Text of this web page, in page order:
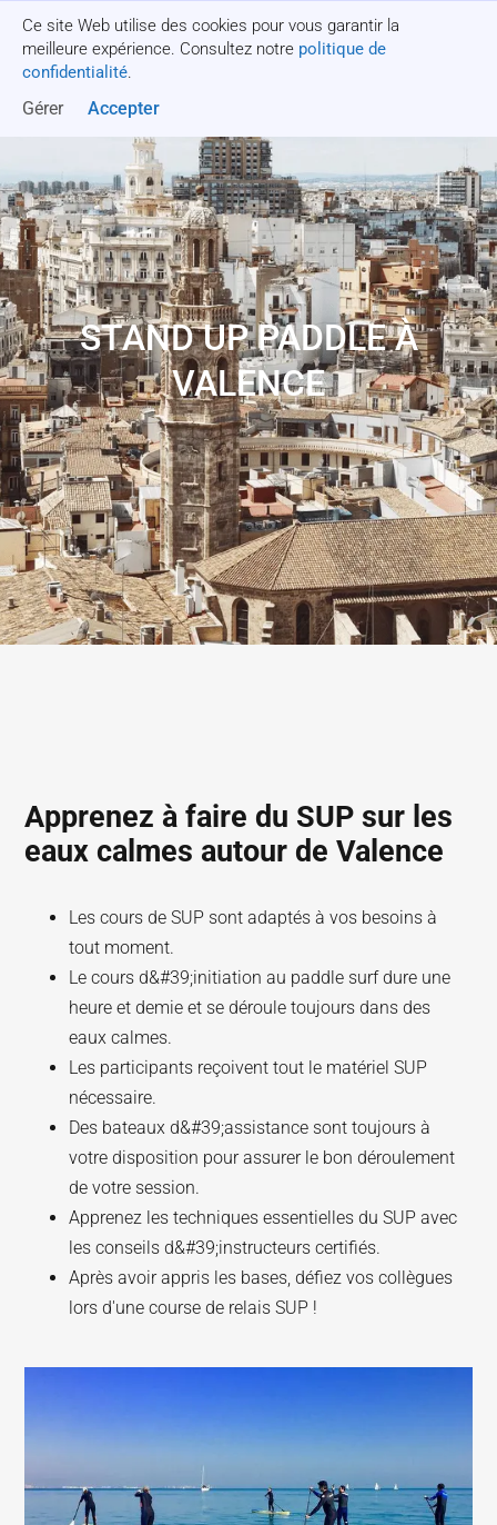
Ce site Web utilise des cookies pour vous garantir la
meilleure expérience. Consultez notre politique de
confidentialité.
Gérer Accepter
Obtenez un devis
STAND UP PADDLE À
VALENCE
Apprenez à faire du SUP sur les
eaux calmes autour de Valence
Les cours de SUP sont adaptés à vos besoins à
tout moment.
Le cours d&#39;initiation au paddle surf dure une
heure et demie et se déroule toujours dans des
eaux calmes.
Les participants reçoivent tout le matériel SUP
nécessaire.
Des bateaux d&#39;assistance sont toujours à
votre disposition pour assurer le bon déroulement
de votre session.
Apprenez les techniques essentielles du SUP avec
les conseils d&#39;instructeurs certifiés.
Après avoir appris les bases, défiez vos collègues
lors d'une course de relais SUP !